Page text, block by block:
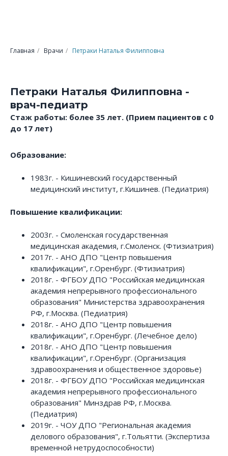
Главная / Врачи / Петраки Наталья Филипповна
Петраки Наталья Филипповна -
врач-педиатр
Стаж работы: более 35 лет. (Прием пациентов с 0
до 17 лет)
Образование:
1983г. - Кишиневский государственный
медицинский институт, г.Кишинев. (Педиатрия)
Повышение квалификации:
2003г. - Смоленская государственная
медицинская академия, г.Смоленск. (Фтизиатрия)
2017г. - АНО ДПО "Центр повышения
квалификации", г.Оренбург. (Фтизиатрия)
2018г. - ФГБОУ ДПО "Российская медицинская
академия непрерывного профессионального
образования" Министерства здравоохранения
РФ, г.Москва. (Педиатрия)
2018г. - АНО ДПО "Центр повышения
квалификации", г.Оренбург. (Лечебное дело)
2018г. - АНО ДПО "Центр повышения
квалификации", г.Оренбург. (Организация
здравоохранения и общественное здоровье)
2018г. - ФГБОУ ДПО "Российская медицинская
академия непрерывного профессионального
образования" Минздрав РФ, г.Москва.
(Педиатрия)
2019г. - ЧОУ ДПО "Региональная академия
делового образования", г.Тольятти. (Экспертиза
временной нетрудоспособности)